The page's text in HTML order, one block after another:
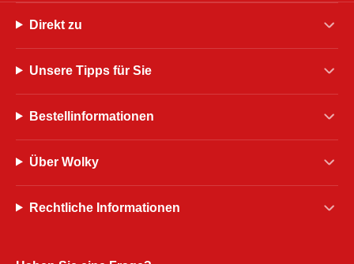
Direkt zu
Unsere Tipps für Sie
Bestellinformationen
Über Wolky
Rechtliche Informationen